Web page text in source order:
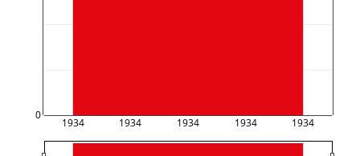
1934 1934 1934 1934 1934
0